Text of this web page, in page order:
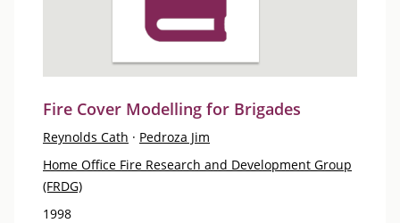
Fire Cover Modelling for Brigades
Reynolds Cath · Pedroza Jim
Home Office Fire Research and Development Group
(FRDG)
1998